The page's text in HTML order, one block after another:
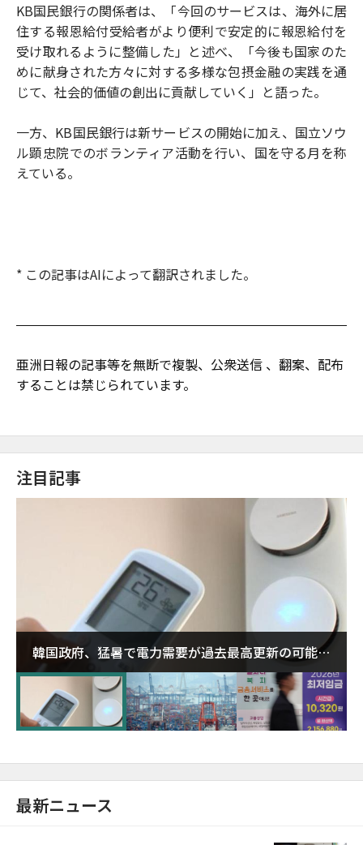
KB国民銀行の関係者は、「今回のサービスは、海外に居
住する報恩給付受給者がより便利で安定的に報恩給付を
受け取れるように整備した」と述べ、「今後も国家のた
めに献身された方々に対する多様な包摂金融の実践を通
じて、社会的価値の創出に貢献していく」と語った。
一方、KB国民銀行は新サービスの開始に加え、国立ソウ
ル顕忠院でのボランティア活動を行い、国を守る月を称
えている。
* この記事はAIによって翻訳されました。
亜洲日報の記事等を無断で複製、公衆送信 、翻案、配布
することは禁じられています。
注目記事
韓国政府、猛暑で電力需要が過去最高更新の可能性
に需給対応体制を点検
最新ニュース